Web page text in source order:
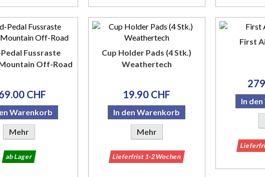
Fussraste
Off-Road
CHF
Warenkorb
Mehr
ab Lager
Cup Holder Pads (4 Stk.)
Weathertech
19.90 CHF
In den Warenkorb
Mehr
Lieferfrist 1-2 Wochen
First
In